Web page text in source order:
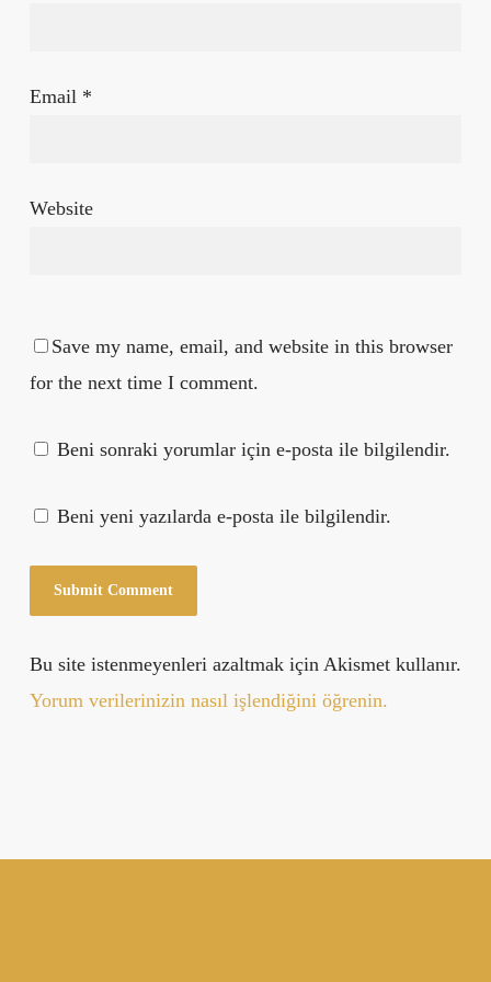
Email *
Website
Save my name, email, and website in this browser
for the next time I comment.
Beni sonraki yorumlar için e-posta ile bilgilendir.
Beni yeni yazılarda e-posta ile bilgilendir.
Bu site istenmeyenleri azaltmak için Akismet kullanır.
Yorum verilerinizin nasıl işlendiğini öğrenin.